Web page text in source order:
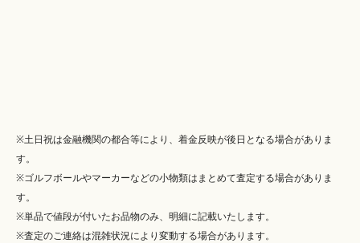
※土日祝は金融機関の都合等により、着金反映が後日となる場合がありま
す。
※ゴルフボールやマーカーなどの小物類はまとめて査定する場合がありま
す。
※単品で値段が付いたお品物のみ、明細に記載いたします。
※査定のご連絡は混雑状況により変動する場合があります。